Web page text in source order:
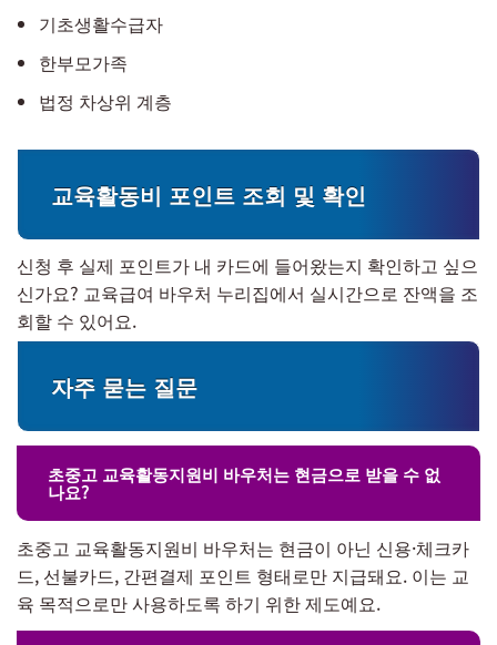
기초생활수급자
한부모가족
법정 차상위 계층
교육활동비 포인트 조회 및 확인
신청 후 실제 포인트가 내 카드에 들어왔는지 확인하고 싶으
신가요? 교육급여 바우처 누리집에서 실시간으로 잔액을 조
회할 수 있어요.
자주 묻는 질문
초중고 교육활동지원비 바우처는 현금으로 받을 수 없
나요?
초중고 교육활동지원비 바우처는 현금이 아닌 신용·체크카
드, 선불카드, 간편결제 포인트 형태로만 지급돼요. 이는 교
육 목적으로만 사용하도록 하기 위한 제도예요.